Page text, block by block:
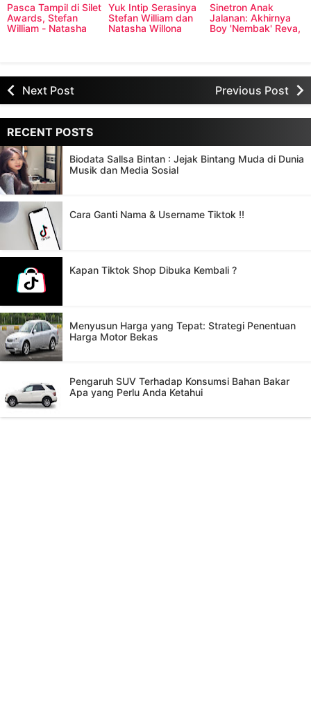
Pasca Tampil di Silet
Awards, Stefan
William - Natasha
Yuk Intip Serasinya
Stefan William dan
Natasha Willona
Sinetron Anak
Jalanan: Akhirnya
Boy 'Nembak' Reva,
Next Post Previous Post
RECENT POSTS
Biodata Sallsa Bintan : Jejak Bintang Muda di Dunia
Musik dan Media Sosial
Cara Ganti Nama & Username Tiktok !!
Kapan Tiktok Shop Dibuka Kembali ?
Menyusun Harga yang Tepat: Strategi Penentuan
Harga Motor Bekas
Pengaruh SUV Terhadap Konsumsi Bahan Bakar
Apa yang Perlu Anda Ketahui